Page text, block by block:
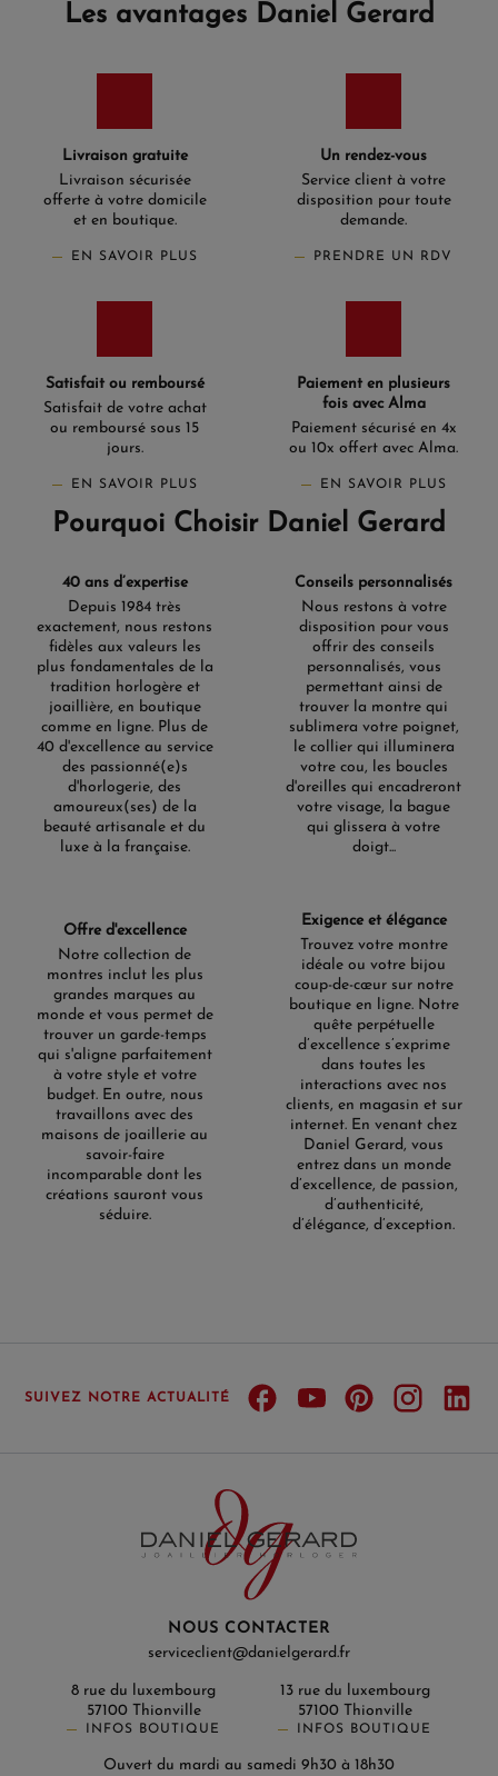
Les avantages Daniel Gerard
Livraison gratuite
Livraison sécurisée
offerte à votre domicile
et en boutique.
EN SAVOIR PLUS
Un rendez-vous
Service client à votre
disposition pour toute
demande.
PRENDRE UN RDV
Satisfait ou remboursé
Satisfait de votre achat
ou remboursé sous 15
jours.
EN SAVOIR PLUS
Paiement en plusieurs
fois avec Alma
Paiement sécurisé en 4x
ou 10x offert avec Alma.
EN SAVOIR PLUS
Pourquoi Choisir Daniel Gerard
40 ans d’expertise
Depuis 1984 très
exactement, nous restons
fidèles aux valeurs les
plus fondamentales de la
tradition horlogère et
joaillière, en boutique
comme en ligne. Plus de
40 d'excellence au service
des passionné(e)s
d'horlogerie, des
amoureux(ses) de la
beauté artisanale et du
luxe à la française.
Conseils personnalisés
Nous restons à votre
disposition pour vous
offrir des conseils
personnalisés, vous
permettant ainsi de
trouver la montre qui
sublimera votre poignet,
le collier qui illuminera
votre cou, les boucles
d'oreilles qui encadreront
votre visage, la bague
qui glissera à votre
doigt...
Offre d'excellence
Notre collection de
montres inclut les plus
grandes marques au
monde et vous permet de
trouver un garde-temps
qui s'aligne parfaitement
à votre style et votre
budget. En outre, nous
travaillons avec des
maisons de joaillerie au
savoir-faire
incomparable dont les
créations sauront vous
séduire.
Exigence et élégance
Trouvez votre montre
idéale ou votre bijou
coup-de-cœur sur notre
boutique en ligne. Notre
quête perpétuelle
d’excellence s’exprime
dans toutes les
interactions avec nos
clients, en magasin et sur
internet. En venant chez
Daniel Gerard, vous
entrez dans un monde
d’excellence, de passion,
d’authenticité,
d’élégance, d’exception.
SUIVEZ NOTRE ACTUALITÉ
NOUS CONTACTER
serviceclient@danielgerard.fr
8 rue du luxembourg
57100 Thionville
INFOS BOUTIQUE
13 rue du luxembourg
57100 Thionville
INFOS BOUTIQUE
Ouvert du mardi au samedi 9h30 à 18h30